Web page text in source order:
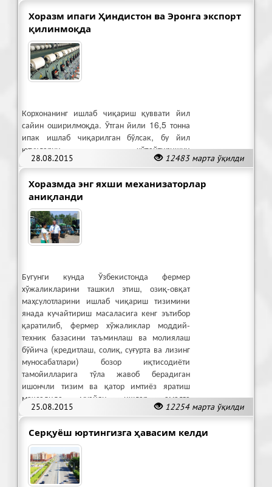
Хоразм ипаги Ҳиндистон ва Эронга экспорт
қилинмоқда
28.08.2015 12483 марта ўқилди
Корхонанинг ишлаб чиқариш қуввати йил
сайин оширилмоқда. Ўтган йили 16,5 тонна
ипак ишлаб чиқарилган бўлсак, бу йил
ютуқларни кўпайтиришни
режалаштирилмоқда.
Хоразмда энг яхши механизаторлар
аниқланди
25.08.2015 12254 марта ўқилди
Бугунги кунда Ўзбекистонда фермер
хўжаликларини ташкил этиш, озиқ-овқат
маҳсулотларини ишлаб чиқариш тизимини
янада кучайтириш масаласига кенг эътибор
қаратилиб, фермер хўжаликлар моддий-
техник базасини таъминлаш ва молиялаш
бўйича (кредитлаш, солиқ, суғурта ва лизинг
муносабатлари) бозор иқтисодиёти
тамойилларига тўла жавоб берадиган
ишончли тизим ва қатор имтиёз яратиш
мақсадида муайян ишлар амалга
оширилмоқда.
Серқуёш юртингизга ҳавасим келди